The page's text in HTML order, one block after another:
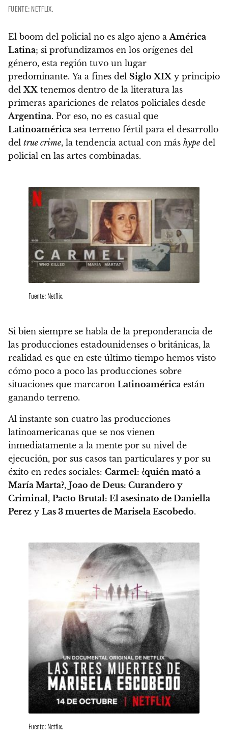
FUENTE: NETFLIX.
El boom del policial no es algo ajeno aAmérica
Latina; si profundizamos en los orígenes del
género, esta región tuvo un lugar
predominante. Ya a fines del Siglo XIX y principio
del XX tenemos dentro de la literatura las
primeras apariciones de relatos policiales desde
Argentina. Por eso, no es casual que
Latinoamérica sea terreno fértil para el desarrollo
del true crime, la tendencia actual con más hype del
policial en las artes combinadas.
Fuente: Netflix.
Si bien siempre se habla de la preponderancia de
las producciones estadounidenses o británicas, la
realidad es que en este último tiempo hemos visto
cómo poco a poco las producciones sobre
situaciones que marcaron Latinoamérica están
ganando terreno.
Al instante son cuatro las producciones
latinoamericanas que se nos vienen
inmediatamente a la mente por su nivel de
ejecución, por sus casos tan particulares y por su
éxito en redes sociales: Carmel: ¿quién mató a
María Marta?, Joao de Deus: Curandero y
Criminal, Pacto Brutal: El asesinato de Daniella
Perez y Las 3 muertes de Marisela Escobedo.
Fuente: Netflix.